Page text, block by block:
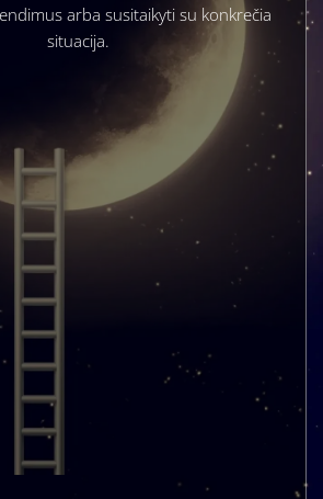
arba susitaikyti su konkrečia
situacija.